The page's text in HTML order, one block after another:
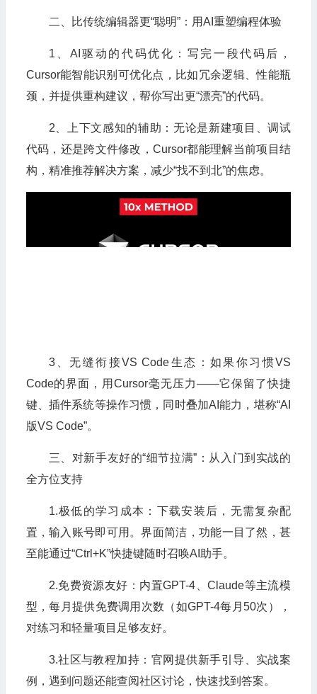
二、比传统编辑器更“聪明”：用AI重塑编程体验
1、AI驱动的代码优化：写完一段代码后，
Cursor能智能识别可优化点，比如冗余逻辑、性能瓶
颈，并提供重构建议，帮你写出更“漂亮”的代码。
2、上下文感知的辅助：无论是新建项目、调试
代码，还是跨文件修改，Cursor都能理解当前项目结
构，精准推荐解决方案，减少“找不到北”的焦虑。
3、无缝衔接VS Code生态：如果你习惯VS
Code的界面，用Cursor毫无压力——它保留了快捷
键、插件系统等操作习惯，同时叠加AI能力，堪称“AI
版VS Code”。
三、对新手友好的“细节拉满”：从入门到实战的
全方位支持
1.极低的学习成本：下载安装后，无需复杂配
置，输入账号即可用。界面简洁，功能一目了然，甚
至能通过“Ctrl+K”快捷键随时召唤AI助手。
2.免费资源友好：内置GPT-4、Claude等主流模
型，每月提供免费调用次数（如GPT-4每月50次），
对练习和轻量项目足够友好。
3.社区与教程加持：官网提供新手引导、实战案
例，遇到问题还能查阅社区讨论，快速找到答案。